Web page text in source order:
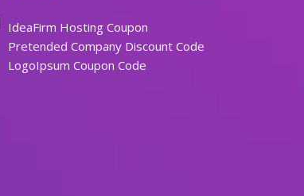
IdeaFirm Hosting Coupon
Pretended Company Discount Code
LogoIpsum Coupon Code